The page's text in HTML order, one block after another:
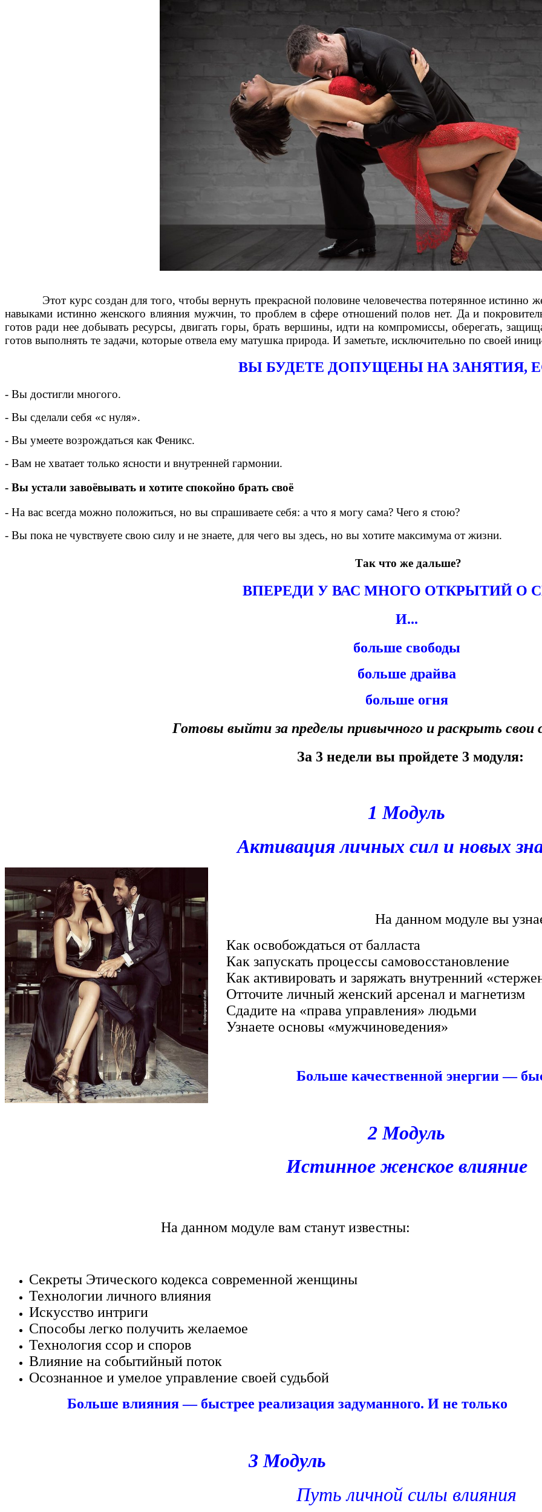
Этот курс создан для того, чтобы вернуть прекрасной половине человечества потерянное истинно
навыками истинно женского влияния мужчин, то проблем в сфере отношений полов нет. Да и
готов ради нее добывать ресурсы, двигать горы, брать вершины, идти на компромиссы, оберегать,
готов выполнять те задачи, которые отвела ему матушка природа. И заметьте, исключительно по своей
ВЫ БУДЕТЕ ДОПУЩЕНЫ НА ЗАНЯТИЯ,
- Вы достигли многого.
- Вы сделали себя «с нуля».
- Вы умеете возрождаться как Феникс.
- Вам не хватает только ясности и внутренней гармонии.
- Вы устали завоёвывать и хотите спокойно брать своё
- На вас всегда можно положиться, но вы спрашиваете себя: а что я могу сама? Чего я стою?
- Вы пока не чувствуете свою силу и не знаете, для чего вы здесь, но вы хотите максимума от жизни.
Так что же дальше?
ВПЕРЕДИ У ВАС МНОГО ОТКРЫТИЙ О
И...
больше свободы
больше драйва
больше огня
Готовы выйти за пределы привычного и раскрыть
За 3 недели вы пройдете 3 модуля:
1 Модуль
Активация личных сил и новых
На данном модуле вы
Как освобождаться от балласта
Как запускать процессы самовосстановление
Как активировать и заряжать внутренний
Отточите личный женский арсенал и магнетизм
Сдадите на «права управления» людьми
Узнаете основы «мужчиноведения»
Больше качественной энергии —
2 Модуль
Истинное женское влияние
На данном модуле вам станут известны:
Секреты Этического кодекса современной женщины
Технологии личного влияния
Искусство интриги
Способы легко получить желаемое
Технология ссор и споров
Влияние на событийный поток
Осознанное и умелое управление своей судьбой
Больше влияния — быстрее реализация задуманного. И не только
3 Модуль
Путь личной силы влияния